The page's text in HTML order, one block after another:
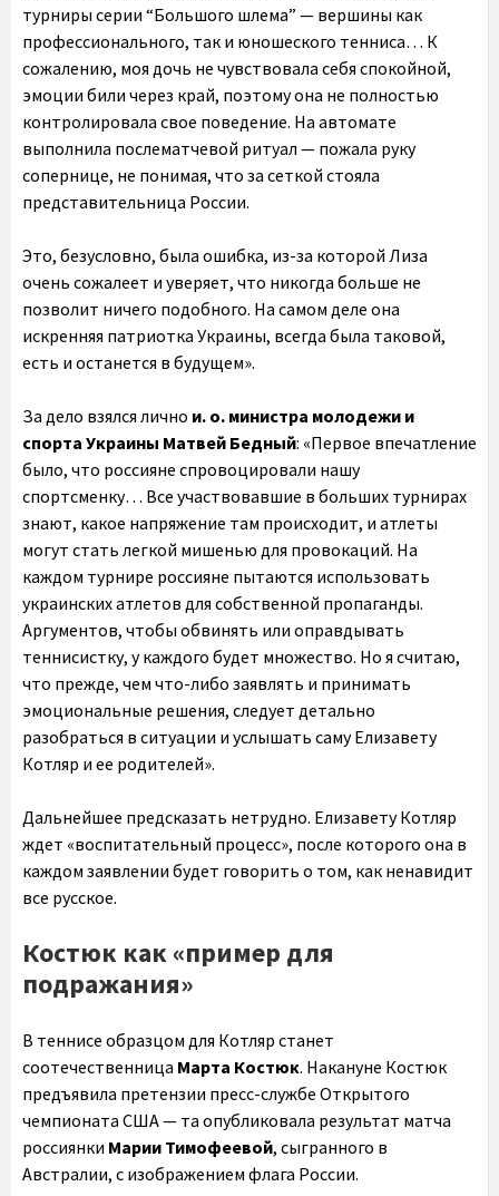
турниры серии “Большого шлема” — вершины как
профессионального, так и юношеского тенниса… К
сожалению, моя дочь не чувствовала себя спокойной,
эмоции били через край, поэтому она не полностью
контролировала свое поведение. На автомате
выполнила послематчевой ритуал — пожала руку
сопернице, не понимая, что за сеткой стояла
представительница России.
Это, безусловно, была ошибка, из-за которой Лиза
очень сожалеет и уверяет, что никогда больше не
позволит ничего подобного. На самом деле она
искренняя патриотка Украины, всегда была таковой,
есть и останется в будущем».
За дело взялся лично и. о. министра молодежи и
спорта Украины Матвей Бедный: «Первое впечатление
было, что россияне спровоцировали нашу
спортсменку… Все участвовавшие в больших турнирах
знают, какое напряжение там происходит, и атлеты
могут стать легкой мишенью для провокаций. На
каждом турнире россияне пытаются использовать
украинских атлетов для собственной пропаганды.
Аргументов, чтобы обвинять или оправдывать
теннисистку, у каждого будет множество. Но я считаю,
что прежде, чем что-либо заявлять и принимать
эмоциональные решения, следует детально
разобраться в ситуации и услышать саму Елизавету
Котляр и ее родителей».
Дальнейшее предсказать нетрудно. Елизавету Котляр
ждет «воспитательный процесс», после которого она в
каждом заявлении будет говорить о том, как ненавидит
все русское.
Костюк как «пример для
подражания»
В теннисе образцом для Котляр станет
соотечественница Марта Костюк. Накануне Костюк
предъявила претензии пресс-службе Открытого
чемпионата США — та опубликовала результат матча
россиянки Марии Тимофеевой, сыгранного в
Австралии, с изображением флага России.